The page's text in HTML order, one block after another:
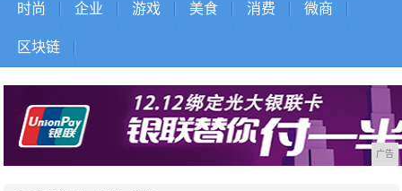
时尚 企业 游戏 美食 消费 微商
区块链
广告